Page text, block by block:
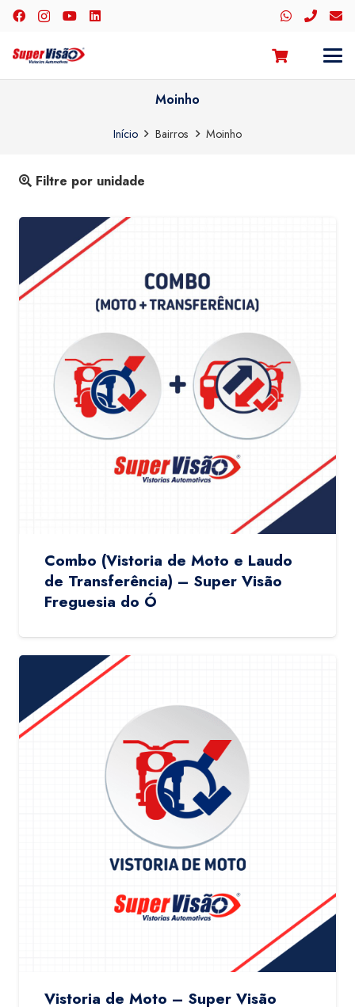
Moinho
Início Bairros Moinho
Filtre por unidade
Combo (Vistoria de Moto e Laudo
de Transferência) – Super Visão
Freguesia do Ó
Vistoria de Moto – Super Visão